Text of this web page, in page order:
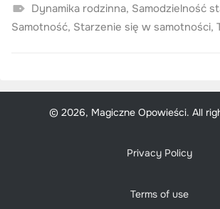
Dynamika rodzinna, Samodzielność
Samotność, Starzenie się w samotności,
© 2026, Magiczne Opowieści. All
Privacy Policy
Terms of use